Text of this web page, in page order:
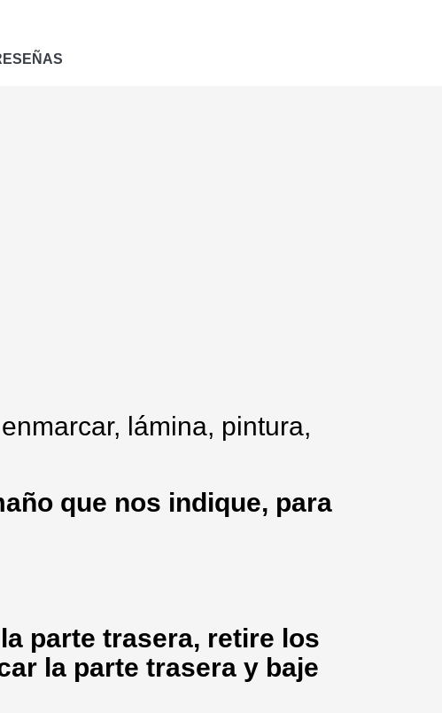
lámina, pintura,
que nos indique, para
parte trasera, retire los
la parte trasera y baje